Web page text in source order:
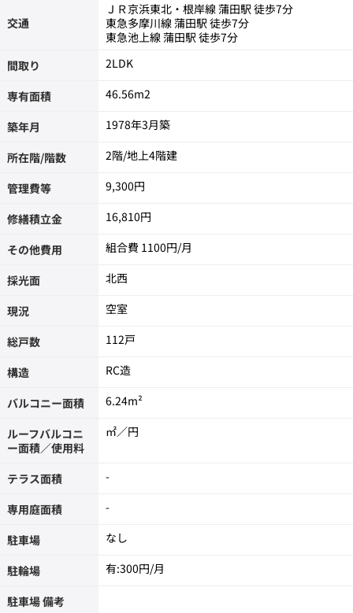
交通
ＪＲ京浜東北・根岸線 蒲田駅 徒歩7分
東急多摩川線 蒲田駅 徒歩7分
東急池上線 蒲田駅 徒歩7分
間取り
2LDK
専有面積 46.56m2
築年月 1978年3月築
所在階/階数 2階/地上4階建
管理費等 9,300円
修繕積立金 16,810円
その他費用 組合費 1100
採光面 北西
現況 空室
総戸数 112戸
構造 RC造
バルコニー面積 6.24m²
ルーフバルコニ
ー面積／使用料
㎡／円
テラス面積 -
専用庭面積 -
駐車場 なし
駐輪場 有:300円/月
駐車場 備考